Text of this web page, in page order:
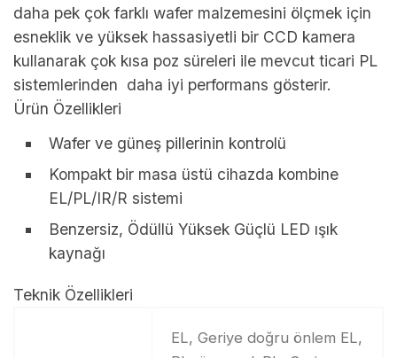
daha pek çok farklı wafer malzemesini ölçmek için
esneklik ve yüksek hassasiyetli bir CCD kamera
kullanarak çok kısa poz süreleri ile mevcut ticari PL
sistemlerinden daha iyi performans gösterir.
Ürün Özellikleri
Wafer ve güneş pillerinin kontrolü
Kompakt bir masa üstü cihazda kombine
EL/PL/IR/R sistemi
Benzersiz, Ödüllü Yüksek Güçlü LED ışık
kaynağı
Teknik Özellikleri
EL, Geriye doğru önlem EL,